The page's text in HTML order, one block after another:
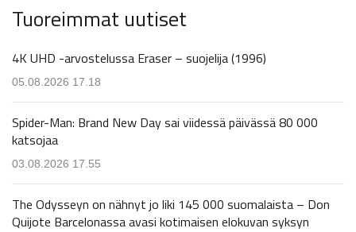
Tuoreimmat uutiset
4K UHD -arvostelussa Eraser – suojelija (1996)
05.08.2026 17.18
Spider-Man: Brand New Day sai viidessä päivässä 80 000
katsojaa
03.08.2026 17.55
The Odysseyn on nähnyt jo liki 145 000 suomalaista – Don
Quijote Barcelonassa avasi kotimaisen elokuvan syksyn